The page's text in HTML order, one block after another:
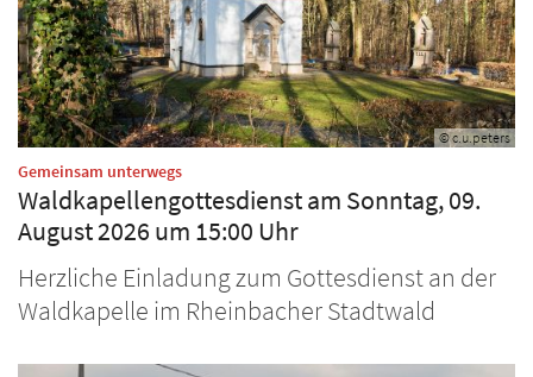
© c.u.peters
Gemeinsam unterwegs:
Waldkapellengottesdienst am Sonntag, 09.
August 2026 um 15:00 Uhr
Herzliche Einladung zum Gottesdienst an der
Waldkapelle im Rheinbacher Stadtwald